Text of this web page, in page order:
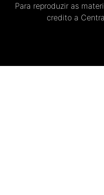
Para reproduzir as
credito a